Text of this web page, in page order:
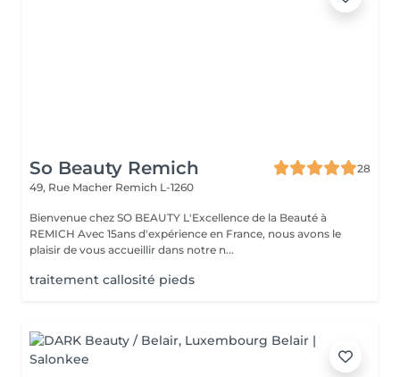
So Beauty Remich
28
49, Rue Macher Remich L-1260
Bienvenue chez SO BEAUTY L'Excellence de la Beauté à
REMICH Avec 15ans d'expérience en France, nous avons le
plaisir de vous accueillir dans notre n...
traitement callosité pieds